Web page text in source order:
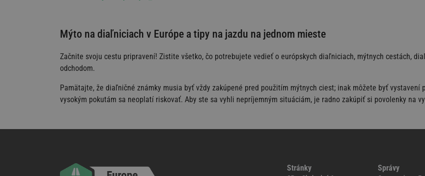
Mýto na diaľniciach v Európe a tipy na jazdu na jednom mieste
Začnite svoju cestu pripravení! Zistite všetko, čo potrebujete vedieť o európskych diaľniciach, mýtnych cestách,
odchodom.
Pamätajte, že diaľničné známky musia byť vždy zakúpené pred použitím mýtnych ciest; inak môžete byť
vysokým pokutám sa neoplatí riskovať. Aby ste sa vyhli nepríjemným situáciám, je radno zakúpiť si povolenky na
Stránky Správy